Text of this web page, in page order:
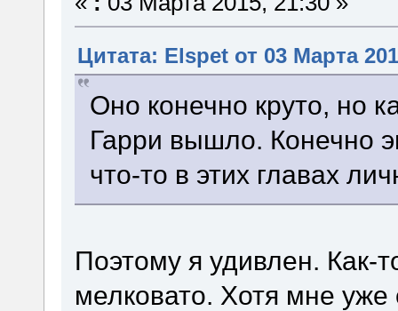
Цитата: Elspet от 03 Марта
Оно конечно круто, но
Гарри вышло. Конечно
что-то в этих главах
Поэтому я удивлен. Как-
мелковато. Хотя мне